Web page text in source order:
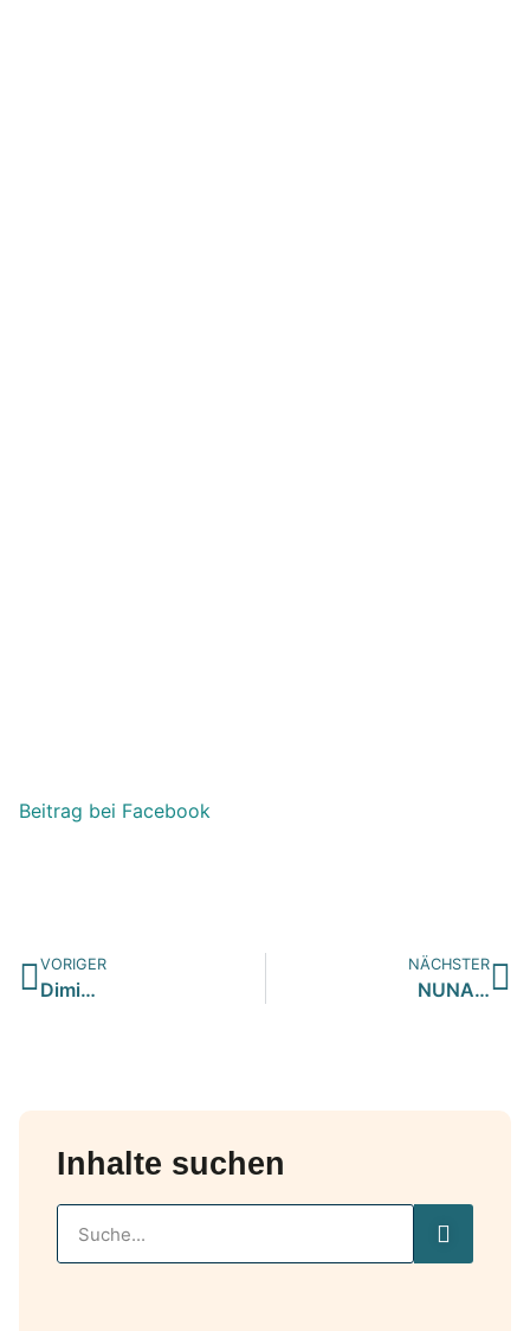
Beitrag bei Facebook
VORIGER
Dimi…
NÄCHSTER
NUNA…
Inhalte suchen